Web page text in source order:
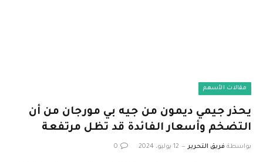
مقالات الأسهم
يحذر جيمي ديمون من جيه بي مورجان من أن
التضخم وأسعار الفائدة قد تظل مرتفعة
بواسطة فريق التحرير 12 يوليو، 2024 0